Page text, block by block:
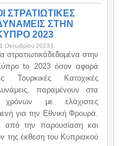
ΣΤΡΑΤΙΩΤΙΚΕΣ
ΣΤΗΝ
2023
Οκτωβρίου 2023
στρατιωτικάδεδομένα στην
to 2023 όσον αφορά
Τουρκικές Κατοχικές
παραμένουν στα
με ελάχιστες
για την Εθνική Φρουρά.
από την παρουσίαση και
της έκθεση του Κυπριακού